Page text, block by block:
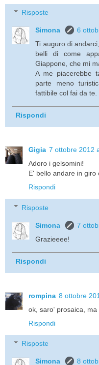
Risposte
Simona
6
Ti auguro di
belli di come
Giappone, che mi
A me piacerebbe
parte meno
fattibile col fai da te.
Rispondi
Gigia 7 ottobre 2012
Adoro i gelsomini!
E' bello andare in giro
Rispondi
Risposte
Simona
7
Grazieeee!
Rispondi
rompina 8 ottobre
ok, saro' prosaica,
Rispondi
Risposte
Simona
8